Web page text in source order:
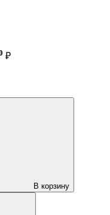
₽
В корзину